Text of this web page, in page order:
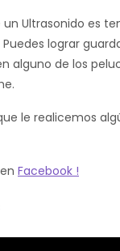
un Ultrasonido es
lograr
alguno de los
le realicemos
Facebook !